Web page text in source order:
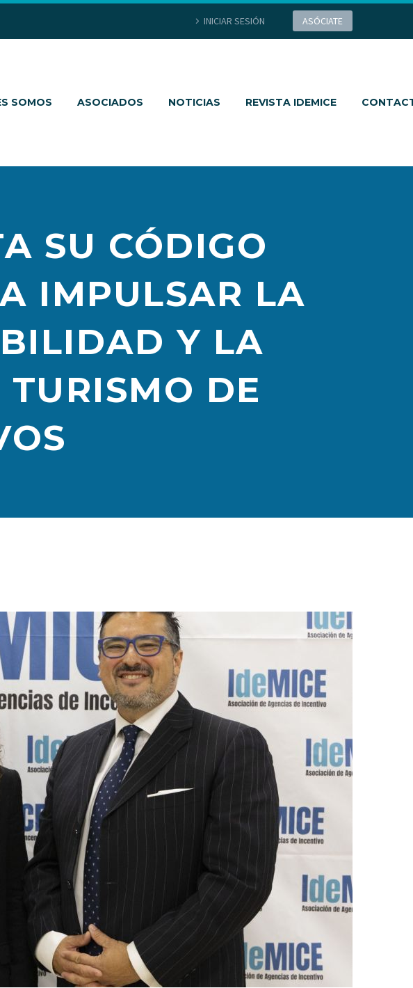
INICIAR SESIÓN ASÓCIATE
SOMOS ASOCIADOS NOTICIAS REVISTA IDEMICE
SU CÓDIGO
IMPULSAR LA
Y LA
DE